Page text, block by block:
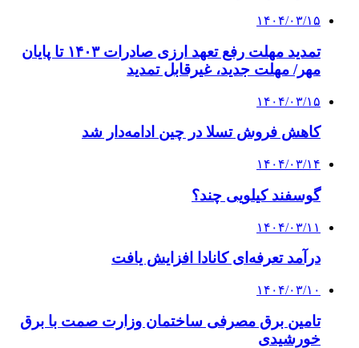
۱۴۰۴/۰۳/۱۵
تمدید مهلت رفع تعهد ارزی صادرات ۱۴۰۳ تا پایان
مهر/ مهلت جدید، غیرقابل تمدید
۱۴۰۴/۰۳/۱۵
کاهش فروش تسلا در چین ادامه‌دار شد
۱۴۰۴/۰۳/۱۴
گوسفند کیلویی چند؟
۱۴۰۴/۰۳/۱۱
درآمد تعرفه‌ای کانادا افزایش یافت
۱۴۰۴/۰۳/۱۰
تامین برق مصرفی ساختمان وزارت صمت با برق
خورشیدی